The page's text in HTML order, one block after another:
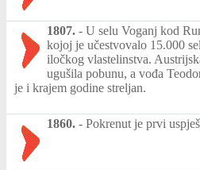
1807. - U selu Voganj kod
kojoj je učestvovalo 15.000
iločkog vlastelinstva.
ugušila pobunu, a vođa
je i krajem godine streljan.
1860. - Pokrenut je prvi